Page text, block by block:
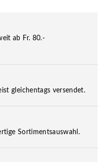
ab Fr. 80.-
gleichentags versendet.
Sortimentsauswahl.